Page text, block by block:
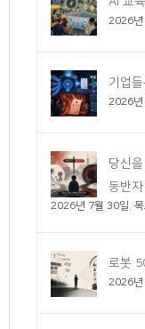
2026년
기업
2026년
당신
동반
2026년 7월 30일. 목
로봇
2026년